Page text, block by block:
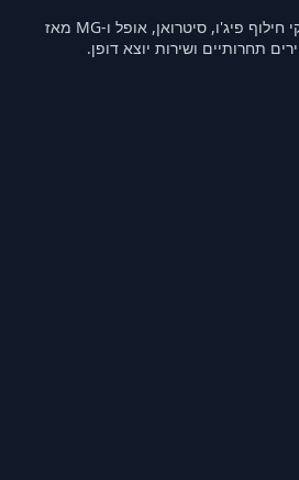
השותף המהימן שלכם לחלקי חילוף פיג'ו, סיטרואן, אופל ו-MG מאז